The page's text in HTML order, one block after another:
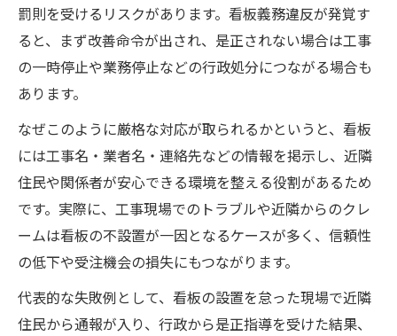
罰則を受けるリスクがあります。看板義務違反が発覚す
ると、まず改善命令が出され、是正されない場合は工事
の一時停止や業務停止などの行政処分につながる場合も
あります。
なぜこのように厳格な対応が取られるかというと、看板
には工事名・業者名・連絡先などの情報を掲示し、近隣
住民や関係者が安心できる環境を整える役割があるため
です。実際に、工事現場でのトラブルや近隣からのクレ
ームは看板の不設置が一因となるケースが多く、信頼性
の低下や受注機会の損失にもつながります。
代表的な失敗例として、看板の設置を怠った現場で近隣
住民から通報が入り、行政から是正指導を受けた結果、